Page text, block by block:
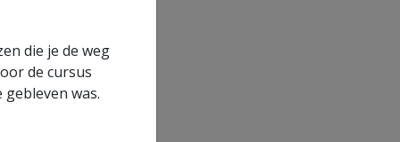
die je de weg
de cursus
was.
Leven